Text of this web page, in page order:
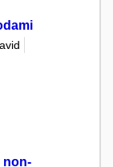
non-